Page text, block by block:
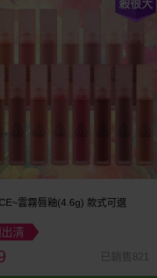
殺很大
雲霧唇釉(4.6g) 款式可選
清
已銷售821